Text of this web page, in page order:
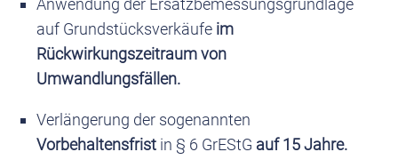
Anwendung der Ersatzbemessungsgrundlage
auf Grundstücksverkäufe im
Rückwirkungszeitraum von
Umwandlungsfällen.
Verlängerung der sogenannten
Vorbehaltensfrist in § 6 GrEStG auf 15 Jahre.